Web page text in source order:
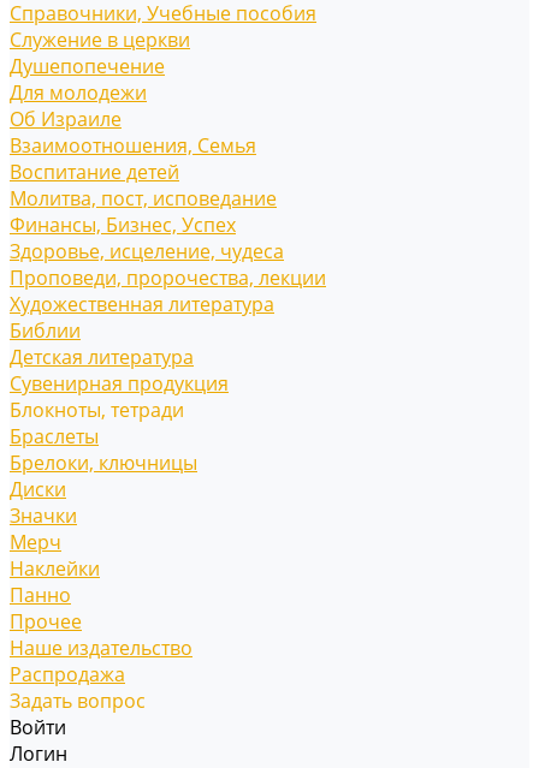
Справочники, Учебные пособия
Служение в церкви
Душепопечение
Для молодежи
Об Израиле
Взаимоотношения, Cемья
Воспитание детей
Молитва, пост, исповедание
Финансы, Бизнес, Успех
Здоровье, исцеление, чудеса
Проповеди, пророчества, лекции
Художественная литература
Библии
Детская литература
Сувенирная продукция
Блокноты, тетради
Браслеты
Брелоки, ключницы
Диски
Значки
Мерч
Наклейки
Панно
Прочее
Наше издательство
Распродажа
Задать вопрос
Войти
Логин